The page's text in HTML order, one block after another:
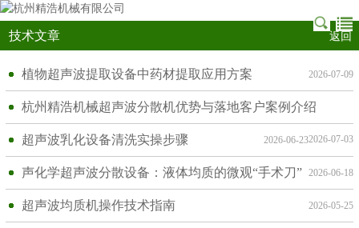
技术文章 返回
植物超声波提取设备中药材提取应用方案 2026-07-09
杭州精浩机械超声波分散机优势与落地客户案例介绍
2026-07-03
超声波乳化设备清洗实操步骤 2026-06-23
声化学超声波分散设备：液体均质的微观“手术刀” 2026-06-18
超声波均质机操作技术指南 2026-05-25